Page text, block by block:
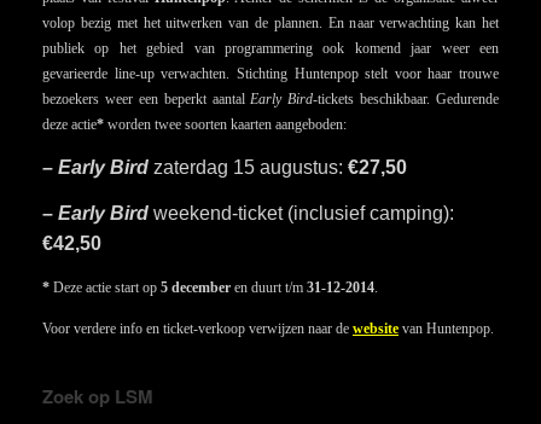
volop bezig met het uitwerken van de plannen. En naar verwachting kan het
publiek op het gebied van programmering ook komend jaar weer een
gevarieerde line-up verwachten. Stichting Huntenpop stelt voor haar trouwe
bezoekers weer een beperkt aantal Early Bird-tickets beschikbaar. Gedurende
deze actie* worden twee soorten kaarten aangeboden:
– Early Bird zaterdag 15 augustus: €27,50
– Early Bird weekend-ticket (inclusief camping):
€42,50
* Deze actie start op 5 december en duurt t/m 31-12-2014
Voor verdere info en ticket-verkoop verwijzen naar de website van Huntenpop.
Zoek op LSM